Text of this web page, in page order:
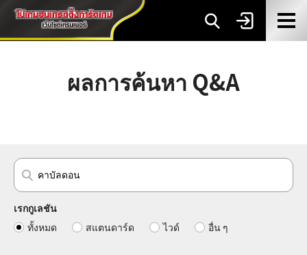
ผลการค้นหา Q&A
เรกกูเลชัน
ทั้งหมด
สแตนดาร์ด ไวด์ อื่น ๆ